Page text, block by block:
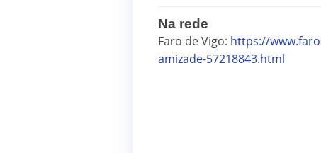
Na rede
Faro de Vigo: https://
amizade-57218843.html